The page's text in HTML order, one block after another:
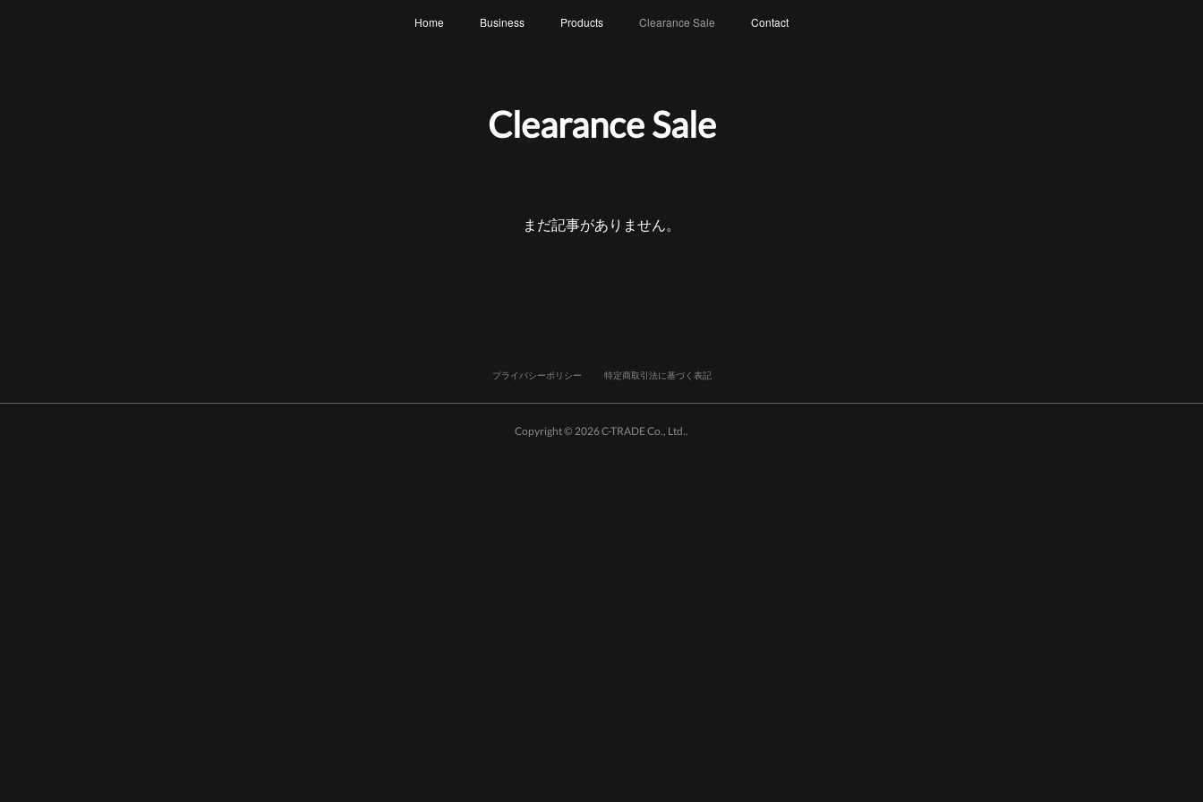
Home Business Products Clearance Sale Contact
Clearance Sale
まだ記事がありません。
プライバシーポリシー 特定商取引法に基づく表記
Copyright © 2026C-TRADE Co., Ltd..